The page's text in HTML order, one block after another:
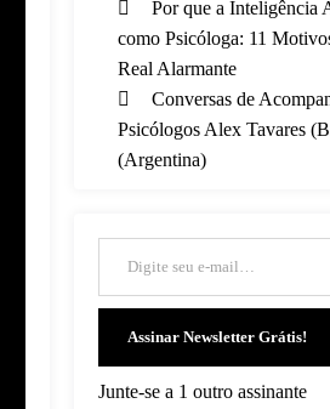
Por que a Inteligência
como Psicóloga: 11
Real Alarmante
Conversas de
Psicólogos Alex Tavares
(Argentina)
Digite seu e-mail…
Assinar Newsletter Grátis!
Junte-se a 1 outro assinante